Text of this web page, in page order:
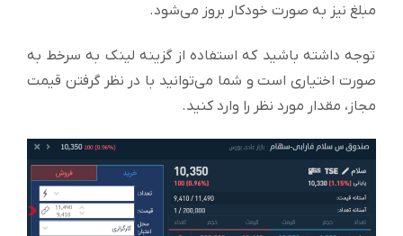
مبلغ نیز به صورت خودکار بروز می‌شود.
توجه داشته باشید که استفاده از گزینه لینک به سرخط به
صورت اختیاری است و شما می‌توانید با در نظر گرفتن قیمت
مجاز، مقدار مورد نظر را وارد کنید.